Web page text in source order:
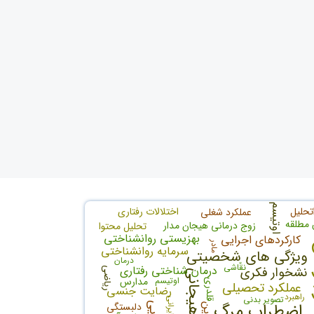
ویژگی های شخصیتی
نشخوار فکری
عملکرد تحصیلی
درمان شناختی رفتاری
سرمایه روانشناختی
کارکردهای اجرایی
اوتیسم
رضایت جنسی
بهزیستی روانشناختی
زوج درمانی هیجان مدار
دلبستگی
عملکرد شغلی
قلدری
اختلالات رفتاری
مطلقه
تحلیل محتوا
ریاضی مدارس
ایرانی تصویر بدنی
نقّاشی
درمان
راهبرد
مادر
اوتيسم